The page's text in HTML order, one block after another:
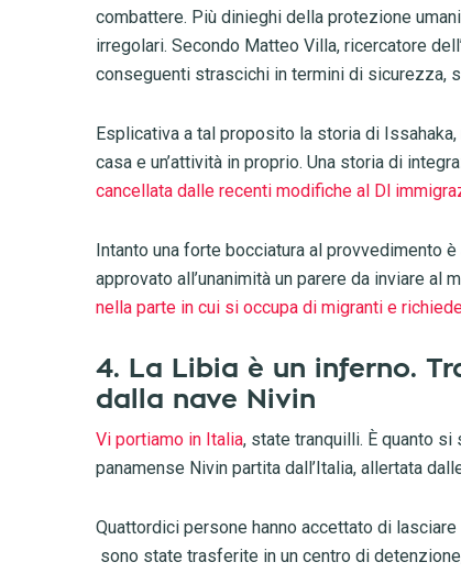
combattere. Più dinieghi della protezione
irregolari. Secondo Matteo Villa, ricercatore
conseguenti strascichi in termini di sicurezza,
Esplicativa a tal proposito la storia di
casa e un’attività in proprio. Una storia di
cancellata dalle recenti modifiche al Dl
Intanto una forte bocciatura al provvedimento
approvato all’unanimità un parere da inviare al
nella parte in cui si occupa di migranti e
4. La Libia è un inferno.
dalla nave Nivin
Vi portiamo in Italia, state tranquilli. È quanto
panamense Nivin partita dall’Italia, allertata
Quattordici persone hanno accettato di
sono state trasferite in un centro di